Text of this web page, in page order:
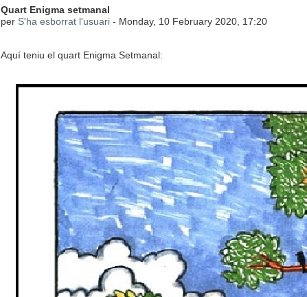
Quart Enigma setmanal
per S'ha esborrat l'usuari- Monday, 10 February 2020, 17:20
Nombre de respostes: 0
Aquí teniu el quart Enigma Setmanal: